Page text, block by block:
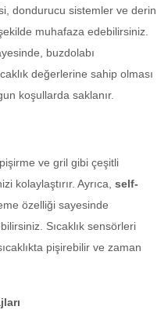
dondurucu sistemler ve derin
muhafaza edebilirsiniz.
buzdolabı
değerlerine sahip olması
koşullarda saklanır.
ve gril gibi çeşitli
kolaylaştırır. Ayrıca, self-
özelliği sayesinde
Sıcaklık sensörleri
pişirebilir ve zaman